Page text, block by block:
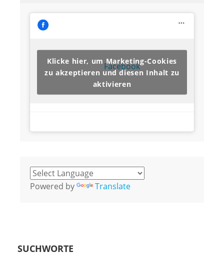
Facebook
Klicke hier, um Marketing-Cookies
zu akzeptieren und diesen Inhalt zu
aktivieren
Powered by Translate
SUCHWORTE